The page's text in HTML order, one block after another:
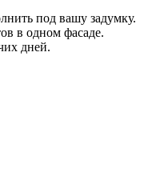
под вашу задумку.
в одном фасаде.
дней.